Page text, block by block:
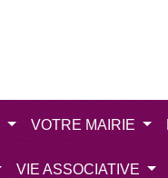
VOTRE MAIRIE
VIE ASSOCIATIVE